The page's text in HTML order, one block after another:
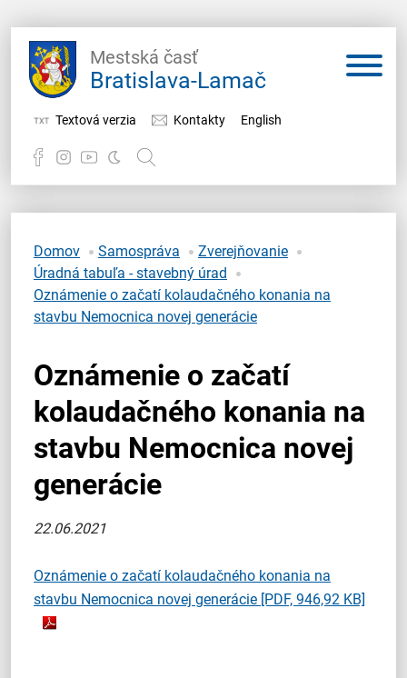
Mestská časť
Bratislava-Lamač
Textová verzia Kontakty English
Samospráva
Miestny úrad
O Lamači
Domov Samospráva
Zverejňovanie
Úradná tabuľa - stavebný úrad
Oznámenie o začatí kolaudačného konania na
stavbu Nemocnica novej generácie
Oznámenie o začatí
kolaudačného konania na
stavbu Nemocnica novej
generácie
22.06.2021
Oznámenie o začatí kolaudačného konania na
stavbu Nemocnica novej generácie [PDF, 946,92 KB]